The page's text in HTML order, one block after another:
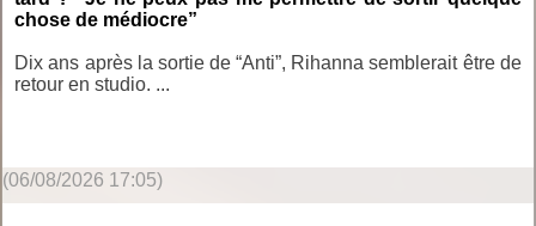
chose de médiocre”
Dix ans après la sortie de “Anti”, Rihanna semblerait être de
retour en studio. ...
(06/08/2026 17:05)